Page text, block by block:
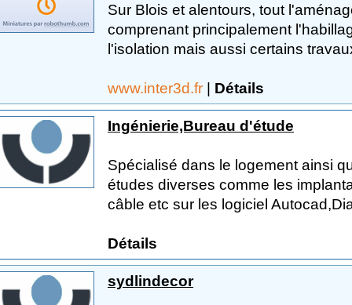
Sur Blois et alentours, tout
comprenant principalement
l'isolation mais aussi certains
www.inter3d.fr | Détails
Ingénierie,Bureau d'étude
Spécialisé dans le logement ainsi
études diverses comme les
câble etc sur les logiciel
Détails
sydlindecor